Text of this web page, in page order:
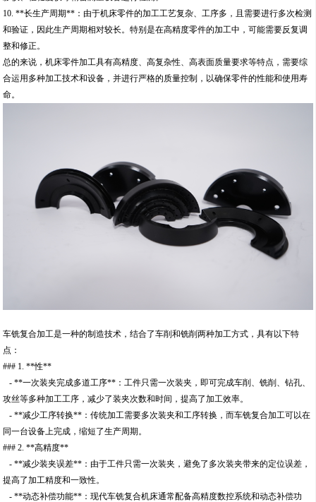
10. **长生产周期**：由于机床零件的加工工艺复杂、工序多，且需要进行多次检测
和验证，因此生产周期相对较长。特别是在高精度零件的加工中，可能需要反复调
整和修正。
总的来说，机床零件加工具有高精度、高复杂性、高表面质量要求等特点，需要综
合运用多种加工技术和设备，并进行严格的质量控制，以确保零件的性能和使用寿
命。
车铣复合加工是一种的制造技术，结合了车削和铣削两种加工方式，具有以下特
点：
### 1. **性**
- **一次装夹完成多道工序**：工件只需一次装夹，即可完成车削、铣削、钻孔、
攻丝等多种加工工序，减少了装夹次数和时间，提高了加工效率。
- **减少工序转换**：传统加工需要多次装夹和工序转换，而车铣复合加工可以在
同一台设备上完成，缩短了生产周期。
### 2. **高精度**
- **减少装夹误差**：由于工件只需一次装夹，避免了多次装夹带来的定位误差，
提高了加工精度和一致性。
- **动态补偿功能**：现代车铣复合机床通常配备高精度数控系统和动态补偿功